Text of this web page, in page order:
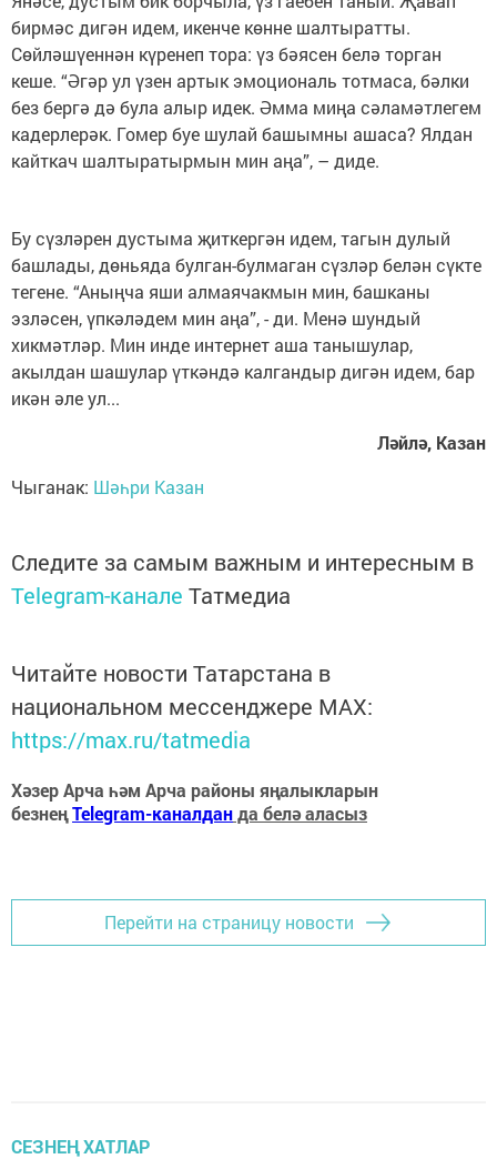
бирмәс дигән идем, икенче көнне шалтыратты.
Сөйләшүеннән күренеп тора: үз бәясен белә торган
кеше. “Әгәр ул үзен артык эмоциональ тотмаса, бәлки
без бергә дә була алыр идек. Әмма миңа сәламәтлегем
кадерлерәк. Гомер буе шулай башымны ашаса? Ялдан
кайткач шалтыратырмын мин аңа”, – диде.
Бу сүзләрен дустыма җиткергән идем, тагын дулый
башлады, дөньяда булган-булмаган сүзләр белән сүкте
тегене. “Аныңча яши алмаячакмын мин, башканы
эзләсен, үпкәләдем мин аңа”, - ди. Менә шундый
хикмәтләр. Мин инде интернет аша танышулар,
акылдан шашулар үткәндә калгандыр дигән идем, бар
икән әле ул...
Ләйлә, Казан
Чыганак: Шәһри Казан
Следите за самым важным и интересным в
Telegram-канале Татмедиа
Читайте новости Татарстана в
национальном мессенджере MАХ:
https://max.ru/tatmedia
Хәзер Арча һәм Арча районы яңалыкларын
безнеңTelegram-каналданда белә аласыз
Перейти на страницу новости
СЕЗНЕҢ ХАТЛАР